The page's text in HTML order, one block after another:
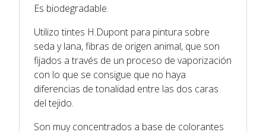
Es biodegradable.
Utilizo tintes H.Dupont para pintura sobre
seda y lana, fibras de origen animal, que son
fijados a través de un proceso de vaporización
con lo que se consigue que no haya
diferencias de tonalidad entre las dos caras
del tejido.
Son muy concentrados a base de colorantes